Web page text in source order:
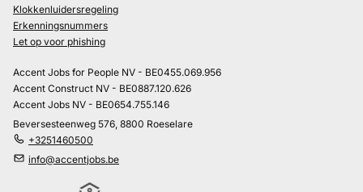
Klokkenluidersregeling
Erkenningsnummers
Let op voor phishing
Accent Jobs for People NV - BE0455.069.956
Accent Construct NV - BE0887.120.626
Accent Jobs NV - BE0654.755.146
Beversesteenweg 576, 8800 Roeselare
+3251460500
info@accentjobs.be